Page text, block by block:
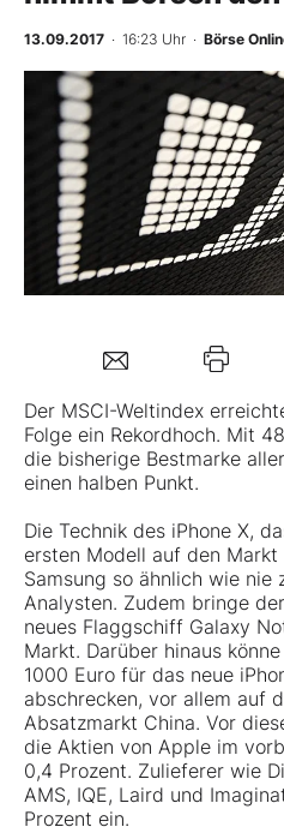
Experten
Mein B:O
Mein Konto
Folgen Sie uns
13.09.2017 · 16:23 Uhr · Börse
Der MSCI-Weltindex
Folge ein Rekordhoch. Mit
die bisherige Bestmarke
einen halben Punkt.
Die Technik des iPhone X,
ersten Modell auf den
Samsung so ähnlich wie nie
Analysten. Zudem bringe
neues Flaggschiff Galaxy
Markt. Darüber hinaus
1000 Euro für das neue
abschrecken, vor allem auf
Absatzmarkt China. Vor
die Aktien von Apple im
0,4 Prozent. Zulieferer wie
AMS, IQE, Laird und
Prozent ein.